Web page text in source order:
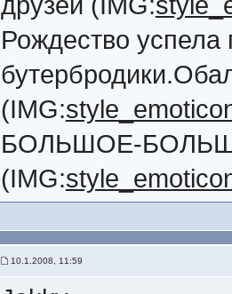
Рождество
(IMG:
БОЛЬШОЕ-
(IMG:
10.1.2008, 11:59